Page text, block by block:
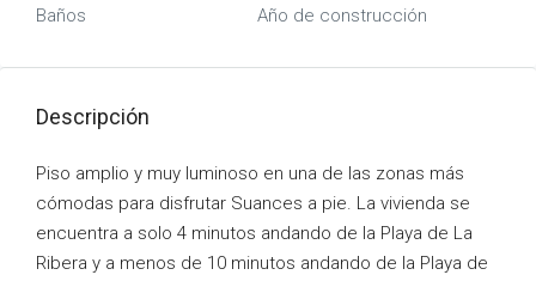
Baños Año de construcción
Descripción
Piso amplio y muy luminoso en una de las zonas más
cómodas para disfrutar Suances a pie. La vivienda se
encuentra a solo 4 minutos andando de la Playa de La
Ribera y a menos de 10 minutos andando de la Playa de